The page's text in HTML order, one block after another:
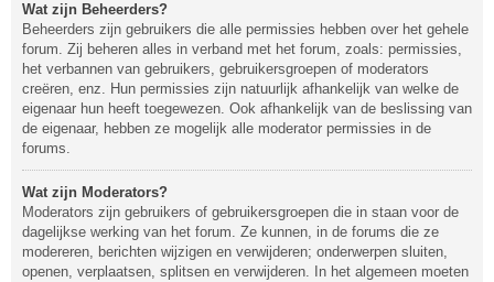
Wat zijn Beheerders?
Beheerders zijn gebruikers die alle permissies hebben over het gehele
forum. Zij beheren alles in verband met het forum, zoals: permissies,
het verbannen van gebruikers, gebruikersgroepen of moderators
creëren, enz. Hun permissies zijn natuurlijk afhankelijk van welke de
eigenaar hun heeft toegewezen. Ook afhankelijk van de beslissing van
de eigenaar, hebben ze mogelijk alle moderator permissies in de
forums.
Wat zijn Moderators?
Moderators zijn gebruikers of gebruikersgroepen die in staan voor de
dagelijkse werking van het forum. Ze kunnen, in de forums die ze
modereren, berichten wijzigen en verwijderen; onderwerpen sluiten,
openen, verplaatsen, splitsen en verwijderen. In het algemeen moeten